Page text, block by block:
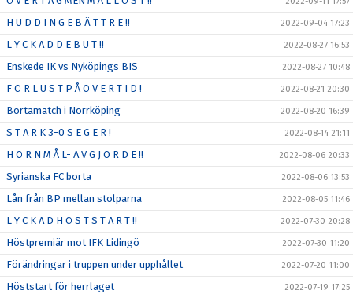
H U D D I N G E B Ä T T R E !! 2022-09-04 17:23
L Y C K A D D E B U T !! 2022-08-27 16:53
Enskede IK vs Nyköpings BIS 2022-08-27 10:48
F Ö R L U S T P Å Ö V E R T I D ! 2022-08-21 20:30
Bortamatch i Norrköping 2022-08-20 16:39
S T A R K 3-0 S E G E R ! 2022-08-14 21:11
H Ö R N M Å L- A V G J O R D E !! 2022-08-06 20:33
Syrianska FC borta 2022-08-06 13:53
Lån från BP mellan stolparna 2022-08-05 11:46
L Y C K A D H Ö S T S T A R T !! 2022-07-30 20:28
Höstpremiär mot IFK Lidingö 2022-07-30 11:20
Förändringar i truppen under upphållet 2022-07-20 11:00
Höststart för herrlaget 2022-07-19 17:25